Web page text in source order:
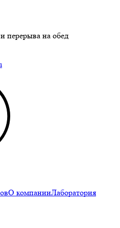
перерыва на обед
О компанииЛаборатория